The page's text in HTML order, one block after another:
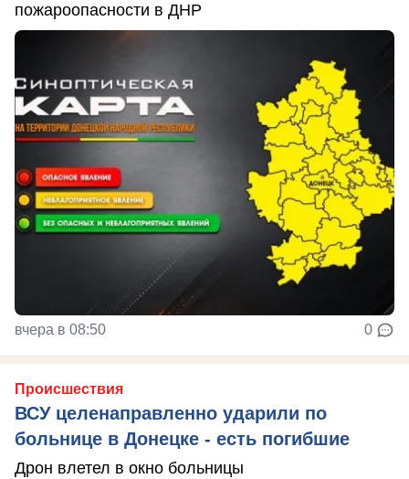
пожароопасности в ДНР
вчера в 08:50 0
Происшествия
ВСУ целенаправленно ударили по
больнице в Донецке - есть погибшие
Дрон влетел в окно больницы